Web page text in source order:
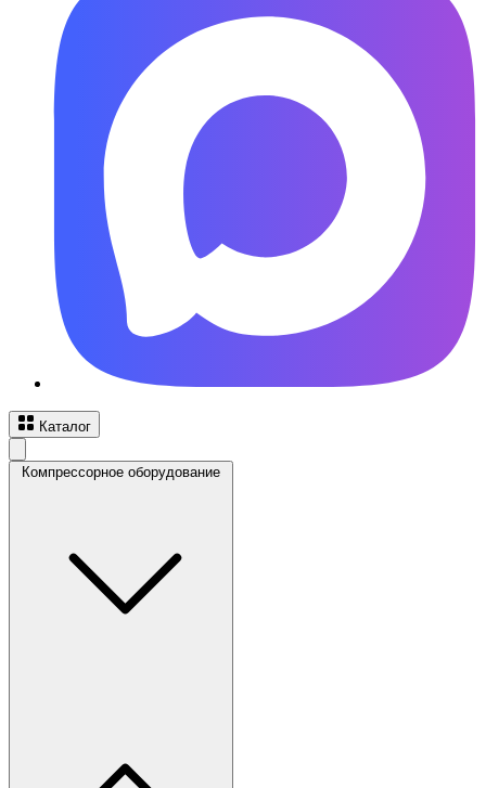
Каталог
Компрессорное оборудование